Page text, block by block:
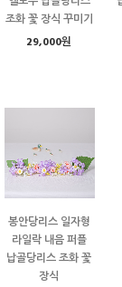
조화 꽃 장식 꾸미기
29,000원
봉안당리스 일자형
라일락 내음 퍼플
납골당리스 조화 꽃
장식